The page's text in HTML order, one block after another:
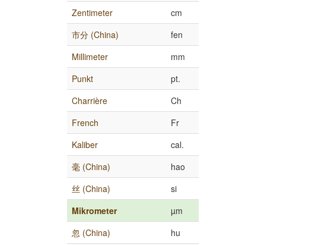
Zentimeter
cm
市分 (China)
fen
Millimeter
mm
Punkt
pt.
Charrière
Ch
French
Fr
Kaliber
cal.
毫 (China)
hao
丝 (China)
si
Mikrometer
µm
忽 (China)
hu